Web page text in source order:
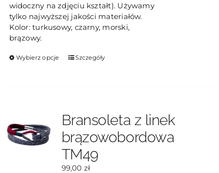
widoczny na zdjęciu kształt). Używamy
tylko najwyższej jakości materiałów.
Kolor: turkusowy, czarny, morski,
brązowy.
Wybierz opcje
Ten
można
wybrać
na
stronie
produktu
Szczegóły
Bransoleta z linek
brązowobordowa
TM49
99,00 zł